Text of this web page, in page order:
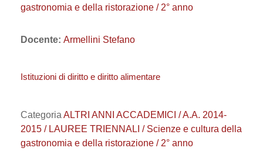
gastronomia e della ristorazione / 2° anno
Docente: Armellini Stefano
Istituzioni di diritto e diritto alimentare
Categoria ALTRI ANNI ACCADEMICI / A.A. 2014-
2015 / LAUREE TRIENNALI / Scienze e cultura della
gastronomia e della ristorazione / 2° anno